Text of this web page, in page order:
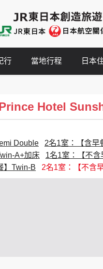
行 當地行程 日本
Hotel
Double 2名1室：【含早
A+加床 1名1室：【不
】Twin-B 2名1室：【不含